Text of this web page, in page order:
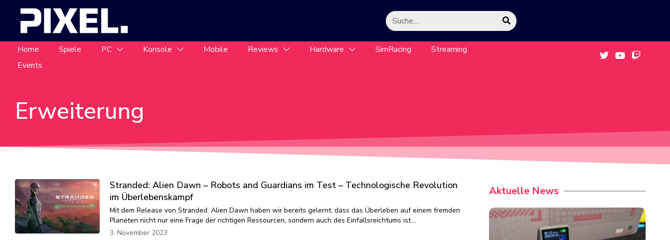
Home Spiele PC Konsole Mobile Reviews Hardware SimRacing
Streaming
Events
Erweiterung
Stranded: Alien Dawn – Robots and Guardians im Test – Technologische Revolution
im Überlebenskampf
Mit dem Release von Stranded: Alien Dawn haben wir bereits gelernt, dass das Überleben auf einem fremden
Planeten nicht nur eine Frage der richtigen Ressourcen, sondern auch des Einfallsreichtums ist.…
3. November 2023
Aktuelle News